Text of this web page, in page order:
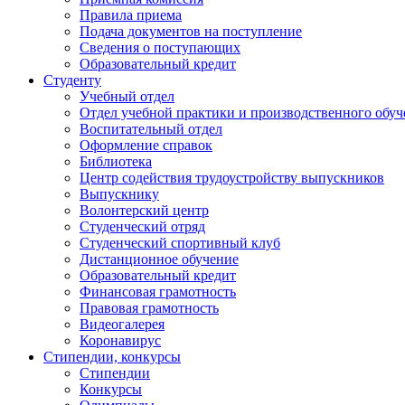
Правила приема
Подача документов на поступление
Сведения о поступающих
Образовательный кредит
Студенту
Учебный отдел
Отдел учебной практики и производственного
Воспитательный отдел
Оформление справок
Библиотека
Центр содействия трудоустройству выпускников
Выпускнику
Волонтерский центр
Студенческий отряд
Студенческий спортивный клуб
Дистанционное обучение
Образовательный кредит
Финансовая грамотность
Правовая грамотность
Видеогалерея
Коронавирус
Cтипендии, конкурсы
Стипендии
Конкурсы